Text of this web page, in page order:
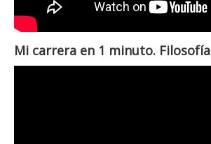
Mi carrera en 1 minuto. Filosofía